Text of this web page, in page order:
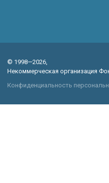
© 1998—2026,
Некоммерческая организация
Конфиденциальность